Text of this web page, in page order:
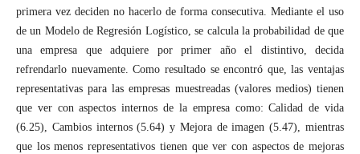
primera vez deciden no hacerlo de forma consecutiva. Mediante el uso
de un Modelo de Regresión Logístico, se calcula la probabilidad de que
una empresa que adquiere por primer año el distintivo, decida
refrendarlo nuevamente. Como resultado se encontró que, las ventajas
representativas para las empresas muestreadas (valores medios) tienen
que ver con aspectos internos de la empresa como: Calidad de vida
(6.25), Cambios internos (5.64) y Mejora de imagen (5.47), mientras
que los menos representativos tienen que ver con aspectos de mejoras